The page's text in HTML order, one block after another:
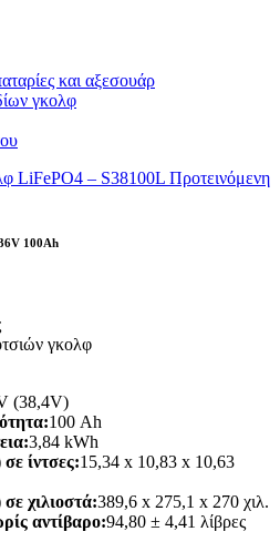
και αξεσουάρ
γκολφ
100Ah
γκολφ
(38,4V)
100 Ah
3,84 kWh
ίντσες:15,34 x 10,83 x 10,63
χιλιοστά:389,6 x 275,1 x 270 χιλ.
αντίβαρο:94,80 ± 4,41 λίβρες